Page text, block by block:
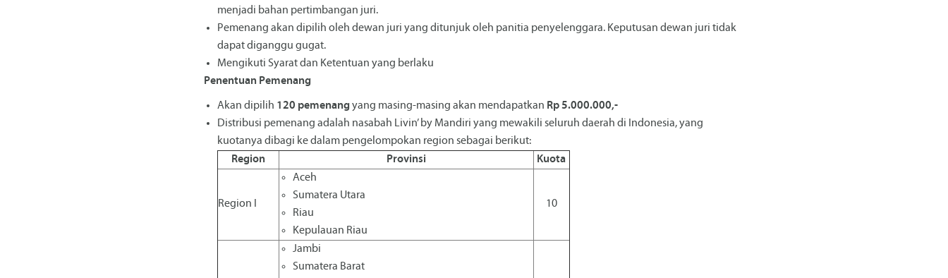
menjadi bahan pertimbangan juri.
Pemenang akan dipilih oleh dewan juri yang ditunjuk oleh panitia penyelenggara. Keputusan dewan juri tidak
dapat diganggu gugat.
Mengikuti Syarat dan Ketentuan yang berlaku
Penentuan Pemenang
Akan dipilih 120 pemenangyang masing-masing akan mendapatkan Rp 5.000.000,-
Distribusi pemenang adalah nasabah Livin’ by Mandiri yang mewakili seluruh daerah di Indonesia, yang
kuotanya dibagi ke dalam pengelompokan region sebagai berikut:
Region
Provinsi Kuota
Region I
Aceh
Sumatera Utara
Riau
Kepulauan Riau
10
Jambi
Sumatera Barat